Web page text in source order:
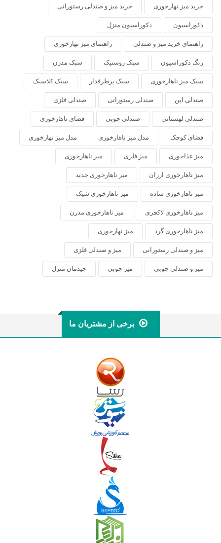
خرید میز نهارخوری خرید میز و صندلی رستورانی
دکوراسیون دکوراسیون منزل
راهنمای خرید میز و صندلی راهنمای میز نهارخوری
رنگ دکوراسیون سبک روستیک سبک مدرن
سبک میز ناهارخوری سبک پرطرفدار سبک کلاسیک
صندلی اپن صندلی رستورانی صندلی فلزی
صندلی لهستانی صندلی چوبی فضای ناهارخوری
فضای کوچک مدل میز ناهارخوری مدل میز نهارخوری
میز غذاخوری میز فلزی میز ناهارخوری
میز ناهارخوری ارزان میز ناهارخوری جدید
میز ناهارخوری ساده میز ناهارخوری شیک
میز ناهارخوری لاکچری میز ناهارخوری مدرن
میز ناهارخوری گرد میز نهارخوری
میز و صندلی رستورانی میز و صندلی فلزی
میز و صندلی چوبی میز چوبی چیدمان منزل
برخی از مشتریان ما